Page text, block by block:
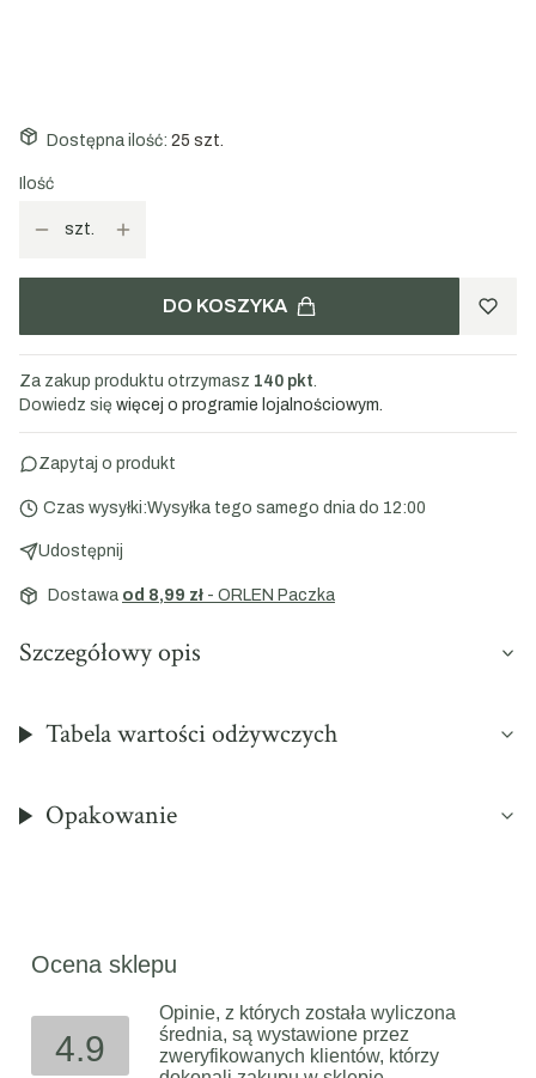
Dostępna ilość: 25 szt.
Ilość
szt.
DO KOSZYKA
Za zakup produktu otrzymasz 140 pkt.
Dowiedz się więcej o programie lojalnościowym.
Zapytaj o produkt
Czas wysyłki:Wysyłka tego samego dnia do 12:00
Udostępnij
Dostawa od 8,99 zł - ORLEN Paczka
Szczegółowy opis
Tabela wartości odżywczych
Opakowanie
Ocena sklepu
4.9
Opinie, z których została wyliczona
średnia, są wystawione przez
zweryfikowanych klientów, którzy